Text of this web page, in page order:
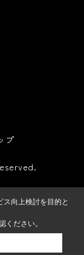
プ
向上検討を目的と
ください。